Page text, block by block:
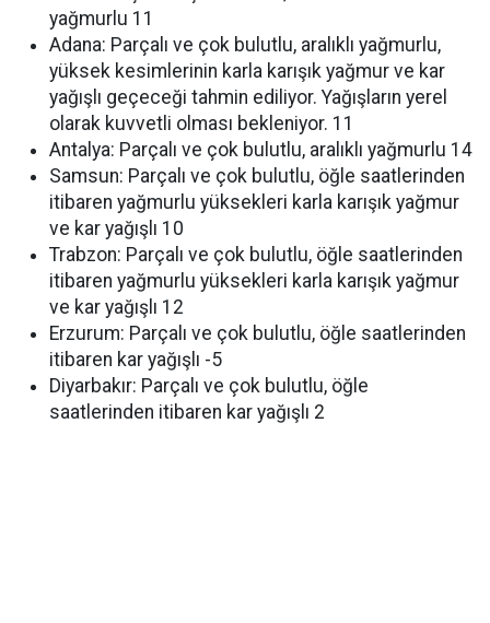
yağmurlu 11
Adana: Parçalı ve çok bulutlu, aralıklı yağmurlu,
yüksek kesimlerinin karla karışık yağmur ve kar
yağışlı geçeceği tahmin ediliyor. Yağışların yerel
olarak kuvvetli olması bekleniyor. 11
Antalya: Parçalı ve çok bulutlu, aralıklı yağmurlu 14
Samsun: Parçalı ve çok bulutlu, öğle saatlerinden
itibaren yağmurlu yüksekleri karla karışık yağmur
ve kar yağışlı 10
Trabzon: Parçalı ve çok bulutlu, öğle saatlerinden
itibaren yağmurlu yüksekleri karla karışık yağmur
ve kar yağışlı 12
Erzurum: Parçalı ve çok bulutlu, öğle saatlerinden
itibaren kar yağışlı -5
Diyarbakır: Parçalı ve çok bulutlu, öğle
saatlerinden itibaren kar yağışlı 2